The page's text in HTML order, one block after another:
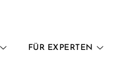
FÜR EXPERTEN